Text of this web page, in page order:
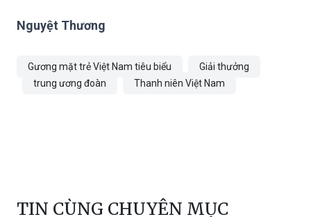
Nguyệt Thương
Gương mặt trẻ Việt Nam tiêu biểu
Giải thưởng
trung ương đoàn
Thanh niên Việt Nam
TIN CÙNG CHUYÊN MỤC